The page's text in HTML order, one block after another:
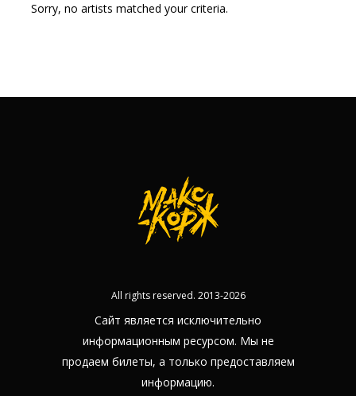
Sorry, no artists matched your criteria.
All rights reserved. 2013-2026
Сайт является исключительно
информационным ресурсом. Мы не
продаем билеты, а только предоставляем
информацию.